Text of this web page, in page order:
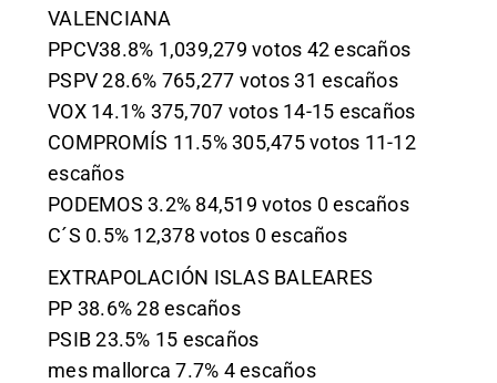
VALENCIANA
PPCV38.8% 1,039,279 votos 42 escaños
PSPV 28.6% 765,277 votos 31 escaños
VOX 14.1% 375,707 votos 14-15 escaños
COMPROMÍS 11.5% 305,475 votos 11-12
escaños
PODEMOS 3.2% 84,519 votos 0 escaños
C´S 0.5% 12,378 votos 0 escaños
EXTRAPOLACIÓN ISLAS BALEARES
PP 38.6% 28 escaños
PSIB 23.5% 15 escaños
mes mallorca 7.7% 4 escaños